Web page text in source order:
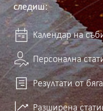
следиш:
Календар на
Персонална
Резултати от
Разширена